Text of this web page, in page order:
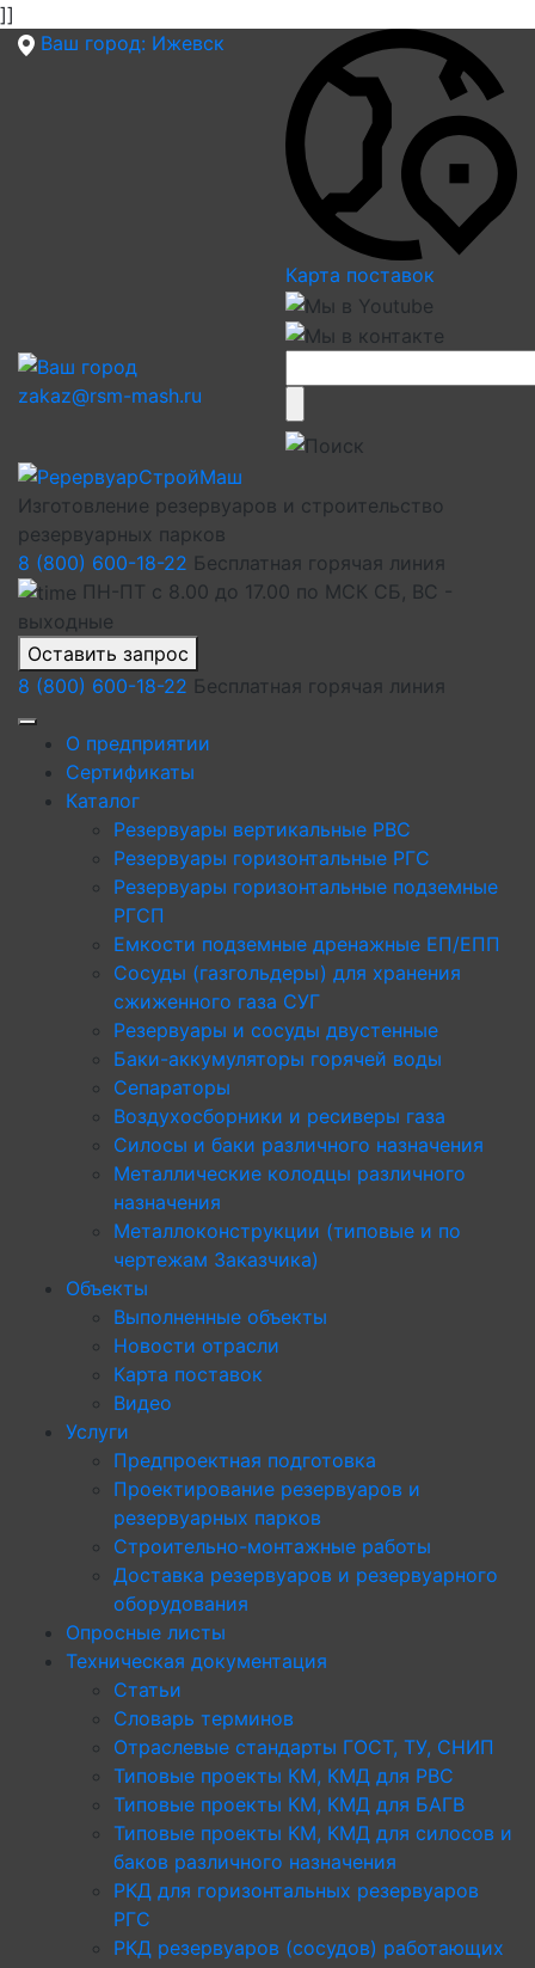
]]
Ваш город: Ижевск
Карта поставок
zakaz@rsm-mash.ru
Изготовление резервуаров и строительство
резервуарных парков
8 (800) 600-18-22 Бесплатная горячая линия
ПН-ПТ с 8.00 до 17.00 по МСК СБ, ВС -
выходные
Оставить запрос
8 (800) 600-18-22 Бесплатная горячая линия
О предприятии
Сертификаты
Каталог
Резервуары вертикальные РВС
Резервуары горизонтальные РГС
Резервуары горизонтальные подземные
РГСП
Емкости подземные дренажные ЕП/ЕПП
Сосуды (газгольдеры) для хранения
сжиженного газа СУГ
Резервуары и сосуды двустенные
Баки-аккумуляторы горячей воды
Сепараторы
Воздухосборники и ресиверы газа
Силосы и баки различного назначения
Металлические колодцы различного
назначения
Металлоконструкции (типовые и по
чертежам Заказчика)
Объекты
Выполненные объекты
Новости отрасли
Карта поставок
Видео
Услуги
Предпроектная подготовка
Проектирование резервуаров и
резервуарных парков
Строительно-монтажные работы
Доставка резервуаров и резервуарного
оборудования
Опросные листы
Техническая документация
Статьи
Словарь терминов
Отраслевые стандарты ГОСТ, ТУ, СНИП
Типовые проекты КМ, КМД для РВС
Типовые проекты КМ, КМД для БАГВ
Типовые проекты КМ, КМД для силосов и
баков различного назначения
РКД для горизонтальных резервуаров
РГС
РКД резервуаров (сосудов) работающих